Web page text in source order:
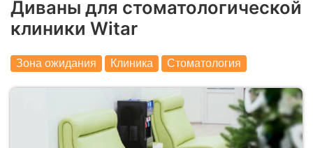
Диваны для стоматологической
клиники Witar
Зона ожидания Клиника Стоматология